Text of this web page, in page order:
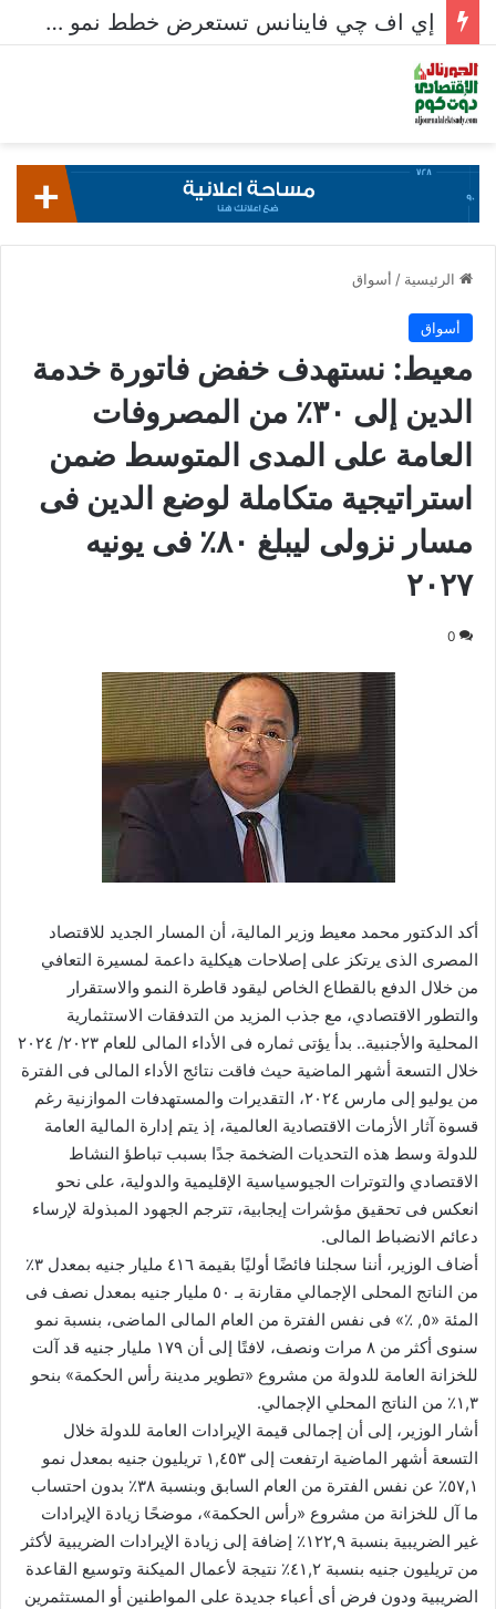
إي اف چي فاينانس تستعرض خطط نمو «بلد» لتعزيز حضورها في سوق تحويلات المصريين بالخارج
الرئيسية / أسواق
أسواق
معيط: نستهدف خفض فاتورة خدمة
الدين إلى ٣٠٪ من المصروفات
العامة على المدى المتوسط ضمن
استراتيجية متكاملة لوضع الدين فى
مسار نزولى ليبلغ ٨٠٪ فى يونيه
٢٠٢٧
0
أكد الدكتور محمد معيط وزير المالية، أن المسار الجديد للاقتصاد
المصرى الذى يرتكز على إصلاحات هيكلية داعمة لمسيرة التعافي
من خلال الدفع بالقطاع الخاص ليقود قاطرة النمو والاستقرار
والتطور الاقتصادي، مع جذب المزيد من التدفقات الاستثمارية
المحلية والأجنبية.. بدأ يؤتى ثماره فى الأداء المالى للعام ٢٠٢٣/ ٢٠٢٤
خلال التسعة أشهر الماضية حيث فاقت نتائج الأداء المالى فى الفترة
من يوليو إلى مارس ٢٠٢٤، التقديرات والمستهدفات الموازنية رغم
قسوة آثار الأزمات الاقتصادية العالمية، إذ يتم إدارة المالية العامة
للدولة وسط هذه التحديات الضخمة جدًا بسبب تباطؤ النشاط
الاقتصادي والتوترات الجيوسياسية الإقليمية والدولية، على نحو
انعكس فى تحقيق مؤشرات إيجابية، تترجم الجهود المبذولة لإرساء
دعائم الانضباط المالى.
أضاف الوزير، أننا سجلنا فائضًا أوليًا بقيمة ٤١٦ مليار جنيه بمعدل ٣٪
من الناتج المحلى الإجمالي مقارنة بـ ٥٠ مليار جنيه بمعدل نصف فى
المئة «٥, ٪» فى نفس الفترة من العام المالى الماضى، بنسبة نمو
سنوى أكثر من ٨ مرات ونصف، لافتًا إلى أن ١٧٩ مليار جنيه قد آلت
للخزانة العامة للدولة من مشروع «تطوير مدينة رأس الحكمة» بنحو
١,٣٪ من الناتج المحلي الإجمالي.
أشار الوزير، إلى أن إجمالى قيمة الإيرادات العامة للدولة خلال
التسعة أشهر الماضية ارتفعت إلى ١,٤٥٣ تريليون جنيه بمعدل نمو
٥٧,١٪ عن نفس الفترة من العام السابق وبنسبة ٣٨٪ بدون احتساب
ما آل للخزانة من مشروع «رأس الحكمة»، موضحًا زيادة الإيرادات
غير الضريبية بنسبة ١٢٢,٩٪ إضافة إلى زيادة الإيرادات الضريبية لأكثر
من تريليون جنيه بنسبة ٤١,٢٪ نتيجة لأعمال الميكنة وتوسيع القاعدة
الضريبية ودون فرض أى أعباء جديدة على المواطنين أو المستثمرين